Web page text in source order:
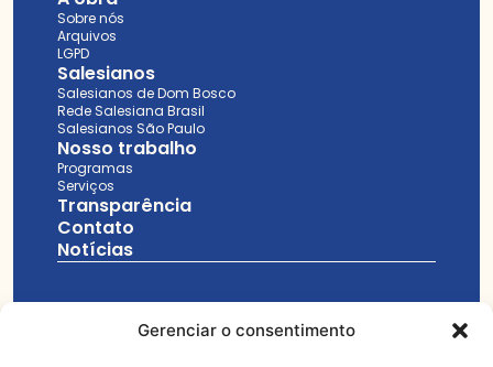
Gerenciar o consentimento
Sobre nós
Arquivos
LGPD
Salesianos
Salesianos de Dom Bosco
Rede Salesiana Brasil
Salesianos São Paulo
Nosso trabalho
Programas
Serviços
Transparência
Contato
Notícias